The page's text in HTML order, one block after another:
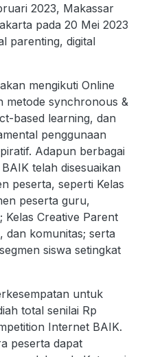
2023, Makassar
pada 20 Mei 2023
parenting, digital
mengikuti Online
metode synchronous &
based learning, dan
penggunaan
Adapun berbagai
telah disesuaikan
peserta, seperti Kelas
peserta guru,
Kelas Creative Parent
dan komunitas; serta
siswa setingkat
untuk
total senilai Rp
Internet BAIK.
peserta dapat